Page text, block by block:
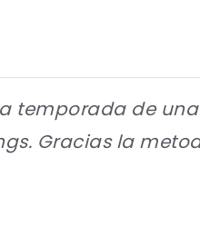
temporada de
Gracias la